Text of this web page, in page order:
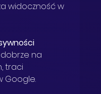
widoczność w
traci
Google.